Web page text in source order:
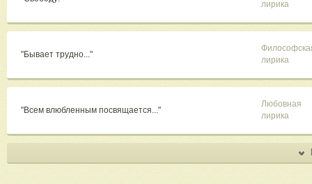
лирика
"Бывает трудно..."
лирика
"Всем влюбленным посвящается..."
Любовная
лирика